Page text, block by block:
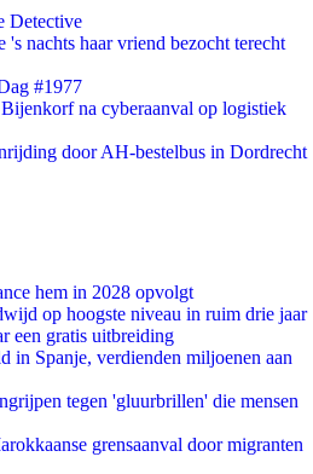
Detective
's nachts haar vriend bezocht terecht
#1977
na cyberaanval op logistiek
door AH-bestelbus in Dordrecht
hem in 2028 opvolgt
op hoogste niveau in ruim drie jaar
een gratis uitbreiding
in Spanje, verdienden miljoenen aan
tegen 'gluurbrillen' die mensen
grensaanval door migranten